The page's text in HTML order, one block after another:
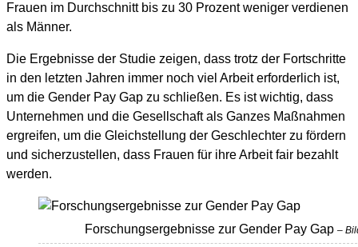
Frauen im Durchschnitt bis zu 30 Prozent weniger verdienen
als Männer.
Die Ergebnisse der Studie zeigen, dass trotz der Fortschritte
in den letzten Jahren immer noch viel Arbeit erforderlich ist,
um die Gender Pay Gap zu schließen. Es ist wichtig, dass
Unternehmen und die Gesellschaft als Ganzes Maßnahmen
ergreifen, um die Gleichstellung der Geschlechter zu fördern
und sicherzustellen, dass Frauen für ihre Arbeit fair bezahlt
werden.
Forschungsergebnisse zur Gender Pay Gap –